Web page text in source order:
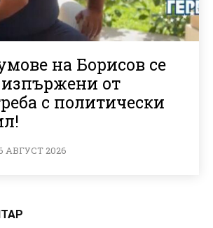
на Борисов се
изпържени от
с политически
2026